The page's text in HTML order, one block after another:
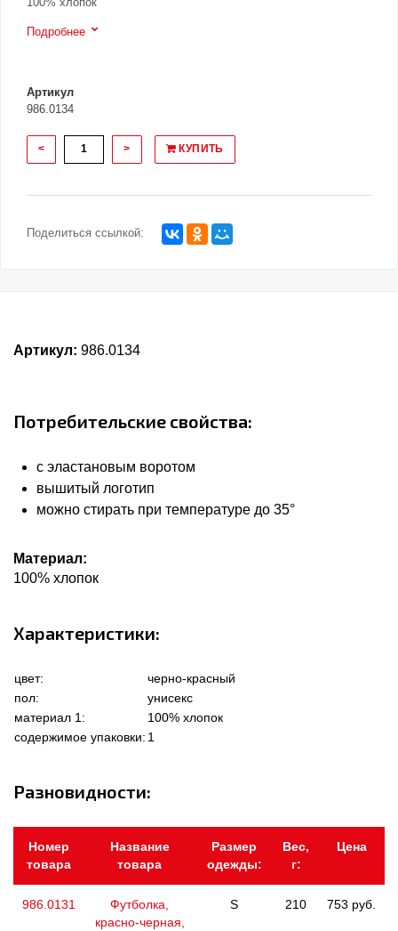
Подробнее
Артикул
986.0134
< > КУПИТЬ
Поделиться ссылкой:
Артикул: 986.0134
Потребительские свойства:
с эластановым воротом
вышитый логотип
можно стирать при температуре до 35°
Материал:
100% хлопок
Характеристики:
цвет:
черно-красный
пол:
унисекс
материал 1:
100% хлопок
содержимое упаковки: 1
Разновидности:
Номер
товара
Название
товара
Размер
одежды:
Вес,
г:
Цена
986.0131
Футболка,
красно-черная,
S 210 753 руб.